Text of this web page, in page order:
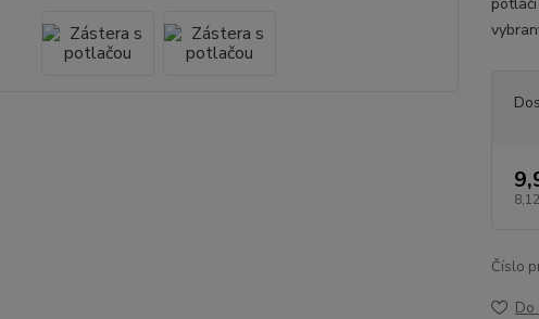
Číslo
Do